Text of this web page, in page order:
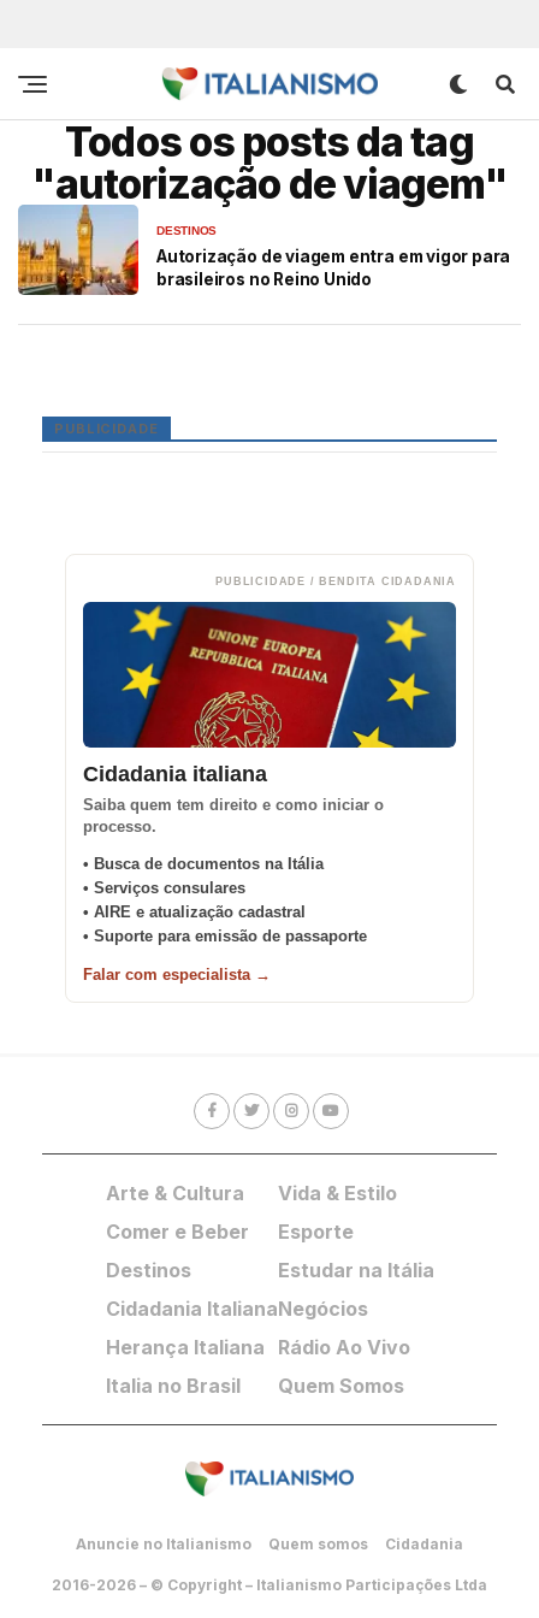
Todos os posts da tag
"autorização de viagem"
DESTINOS
Autorização de viagem entra em vigor para
brasileiros no Reino Unido
PUBLICIDADE
PUBLICIDADE / BENDITA CIDADANIA
Cidadania italiana
Saiba quem tem direito e como iniciar o
processo.
• Busca de documentos na Itália
• Serviços consulares
• AIRE e atualização cadastral
• Suporte para emissão de passaporte
Falar com especialista →
Arte & Cultura
Comer e Beber
Destinos
Cidadania Italiana
Herança Italiana
Italia no Brasil
Vida & Estilo
Esporte
Estudar na Itália
Negócios
Rádio Ao Vivo
Quem Somos
Anuncie no Italianismo Quem somos Cidadania
2016-2026 – © Copyright – Italianismo Participações Ltda